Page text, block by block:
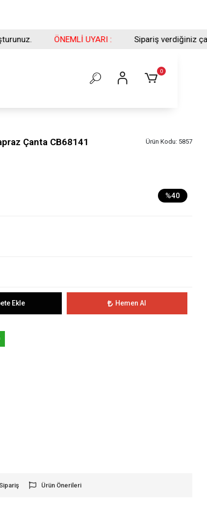
UYARI : Sipariş verdiğiniz çantaların
0
Çanta CB68141 Ürün Kodu: 5857
%40
Ekle Hemen Al
Ürün Önerileri